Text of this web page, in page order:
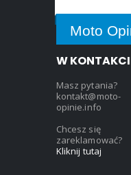
Moto
W
Masz pytania?
kontakt@moto-
opinie.info
Chcesz się
zareklamować?
Kliknij tutaj